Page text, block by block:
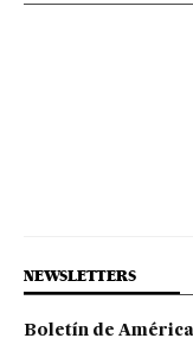
NEWSLETTERS
Boletín de América